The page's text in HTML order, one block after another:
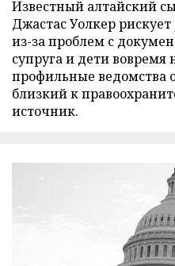
Известный алтайский
Джастас Уолкер
из-за проблем с
супруга и дети вовремя
профильные ведомства
близкий к
источник.